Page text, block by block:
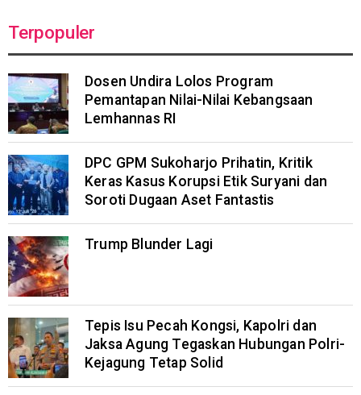
Terpopuler
Dosen Undira Lolos Program
Pemantapan Nilai-Nilai Kebangsaan
Lemhannas RI
DPC GPM Sukoharjo Prihatin, Kritik
Keras Kasus Korupsi Etik Suryani dan
Soroti Dugaan Aset Fantastis
Trump Blunder Lagi
Tepis Isu Pecah Kongsi, Kapolri dan
Jaksa Agung Tegaskan Hubungan Polri-
Kejagung Tetap Solid